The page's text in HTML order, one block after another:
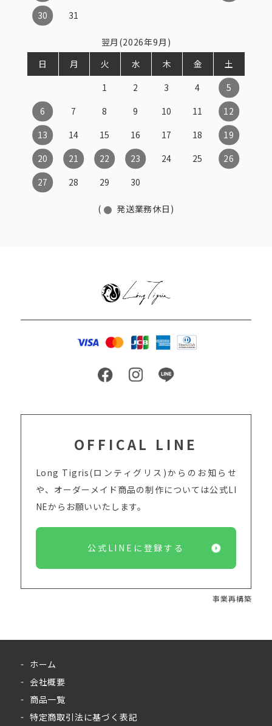
30
31
翌月(2026年9月)
日
月 火 水 木 金
土
1
2 3 4
5
6
7 8 9 10 11
12
13
14 15 16 17 18
19
20
21 22 23 24 25
26
27
28 29 30
( 発送業務休日)
OFFICAL LINE
Long Tigris(ロンティグリス)からのお知らせ
や、オーダーメイド商品の制作については公式LI
NEからお願いいたします。
公式LINEに登録する
事業再構築
ホーム
会社概要
商品一覧
特定商取引法に基づく表記